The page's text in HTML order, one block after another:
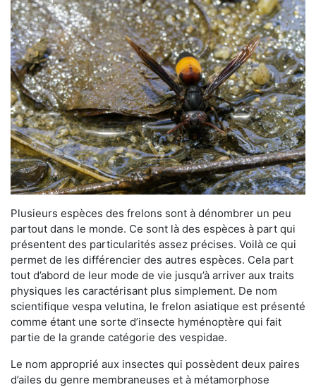
Plusieurs espèces des frelons sont à dénombrer un peu
partout dans le monde. Ce sont là des espèces à part qui
présentent des particularités assez précises. Voilà ce qui
permet de les différencier des autres espèces. Cela part
tout d’abord de leur mode de vie jusqu’à arriver aux traits
physiques les caractérisant plus simplement. De nom
scientifique vespa velutina, le frelon asiatique est présenté
comme étant une sorte d’insecte hyménoptère qui fait
partie de la grande catégorie des vespidae.
Le nom approprié aux insectes qui possèdent deux paires
d’ailes du genre membraneuses et à métamorphose